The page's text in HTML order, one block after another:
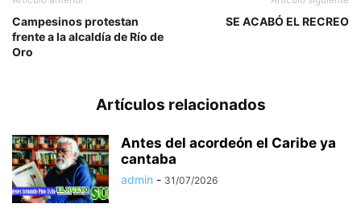
Campesinos protestan
frente a la alcaldía de Río de
Oro
SE ACABÓ EL RECREO
Artículos relacionados
Antes del acordeón el Caribe ya
cantaba
admin - 31/07/2026